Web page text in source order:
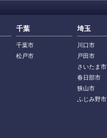
千葉
千葉市
松戸市
埼玉
川口市
戸田市
さいたま市
春日部市
狭山市
ふじみ野市